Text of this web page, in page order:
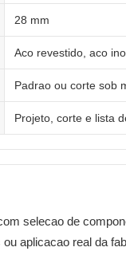
28 mm
Aco revestido, aco
Padrao ou corte sob
Projeto, corte e lista
selecao de
aplicacao real da